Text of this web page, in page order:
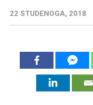
22 STUDENOGA, 2018